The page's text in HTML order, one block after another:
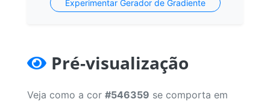
Experimentar Gerador de Gradiente
Pré-visualização
Veja como a cor #546359 se comporta em